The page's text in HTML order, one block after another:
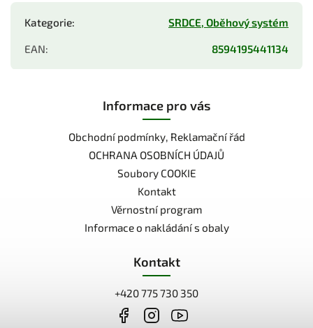
Kategorie: SRDCE, Oběhový systém
EAN: 8594195441134
Informace pro vás
Obchodní podmínky, Reklamační řád
OCHRANA OSOBNÍCH ÚDAJŮ
Soubory COOKIE
Kontakt
Věrnostní program
Informace o nakládání s obaly
Kontakt
+420 775 730 350